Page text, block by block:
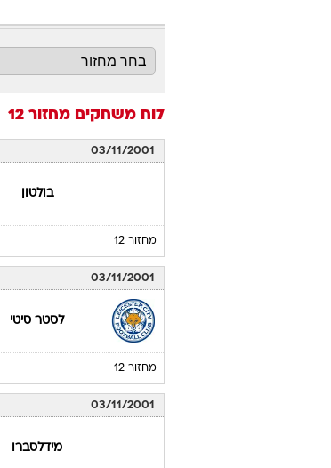
לוח משחקים מחזור 12
03/11/2001
בולטון
מחזור 12
03/11/2001
לסטר סיטי
מחזור 12
03/11/2001
מידלסברו